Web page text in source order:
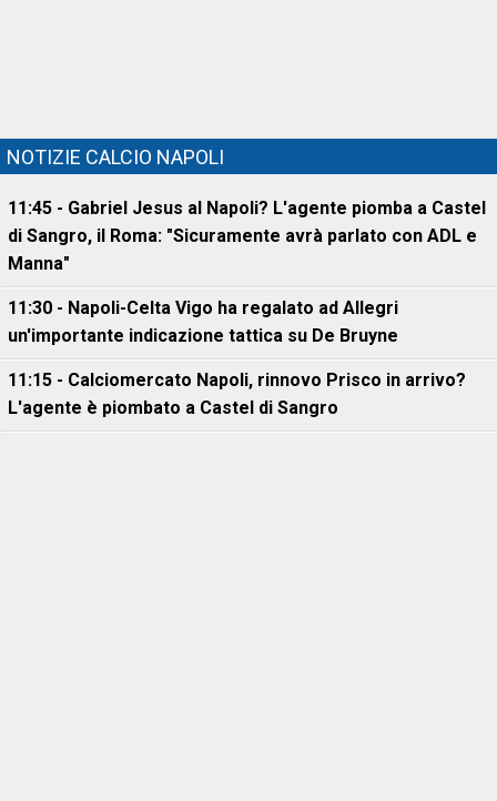
NOTIZIE CALCIO NAPOLI
11:45 - Gabriel Jesus al Napoli? L'agente piomba a Castel
di Sangro, il Roma: "Sicuramente avrà parlato con ADL e
Manna"
11:30 - Napoli-Celta Vigo ha regalato ad Allegri
un'importante indicazione tattica su De Bruyne
11:15 - Calciomercato Napoli, rinnovo Prisco in arrivo?
L'agente è piombato a Castel di Sangro